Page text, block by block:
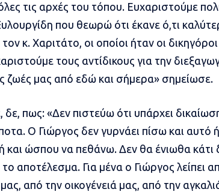
τις αρχές του τόπου. Ευχαριστούμε
που θεωρώ ότι έκανε ό,τι
κ. Χαριτάτο, οι οποίοι ήταν οι
τους αντίδικους για την
ζωές μας από εδώ και σήμερα» σημείωσε.
πως: «Δεν πιστεύω ότι υπάρχει
Ο Γιώργος δεν γυρνάει πίσω και αυτό
και ώσπου να πεθάνω. Δεν θα ένιωθα κάτι
αποτέλεσμα. Για μένα ο Γιώργος λείπει
από την οικογένειά μας, από την